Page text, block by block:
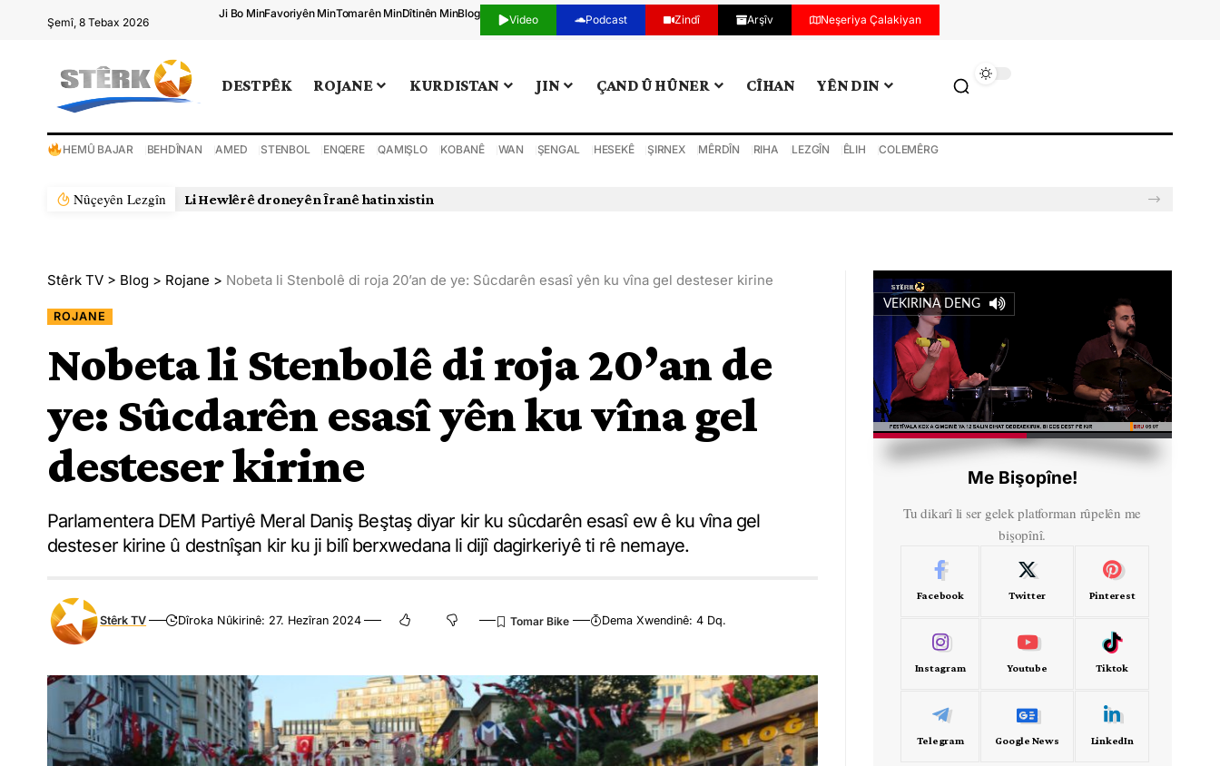
Şemî, 8 Tebax 2026
Ji Bo MinFavoriyên MinTomarên MinDîtinên MinBlog Video Podcast Zindî Arşîv Neşeriya Çalakiyan
DESTPÊK ROJANE KURDISTAN JIN ÇAND Û HÛNER CÎHAN YÊN DIN
HEMÛ BAJAR BEHDÎNAN AMED STENBOL ENQERE QAMIŞLO KOBANÊ WAN ŞENGAL HESEKÊ ŞIRNEX MÊRDÎN RIHA LEZGÎN ÊLIH COLEMÊRG
Nûçeyên Lezgîn
Stêrk TV > Blog > Rojane > Nobeta li Stenbolê di roja 20’an de ye: Sûcdarên esasî yên ku vîna gel desteser kirine
ROJANE
Nobeta li Stenbolê di roja 20’an de
ye: Sûcdarên esasî yên ku vîna gel
desteser kirine
Parlamentera DEM Partiyê Meral Daniş Beştaş diyar kir ku sûcdarên esasî ew ê ku vîna gel
desteser kirine û destnîşan kir ku ji bilî berxwedana li dijî dagirkeriyê ti rê nemaye.
Stêrk TV Dîroka Nûkirinê: 27. Hezîran 2024 Dema Xwendinê: 4 Dq.
VEKIRINA DENG
Me Bişopîne!
Tu dikarî li ser gelek platforman rûpelên me
bişopînî.
Facebook Twitter Pinterest
Instagram Youtube Tiktok
Telegram Google News LinkedIn